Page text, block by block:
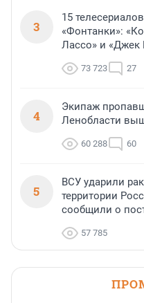
3
15
«Фонтанки»:
Лассо» и «Джек
73 723 27
4
Экипаж
Ленобласти
60 288 60
5
ВСУ ударили
территории
сообщили о
57 785